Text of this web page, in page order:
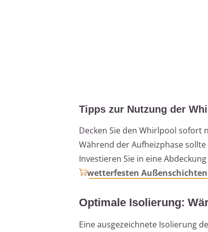
Tipps zur Nutzung der
Decken Sie den Whirlpool sofort
Während der Aufheizphase
Investieren Sie in eine
wetterfesten Außenschichten
Optimale Isolierung:
Eine ausgezeichnete Isolierung